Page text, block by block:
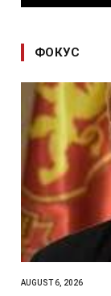
ФОКУС
AUGUST 6, 2026